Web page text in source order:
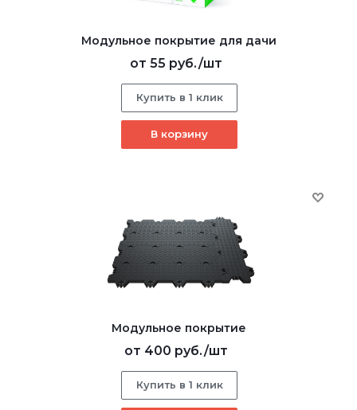
Модульное покрытие для дачи
от 55 руб./шт
Купить в 1 клик
В корзину
Модульное покрытие
от 400 руб./шт
Купить в 1 клик